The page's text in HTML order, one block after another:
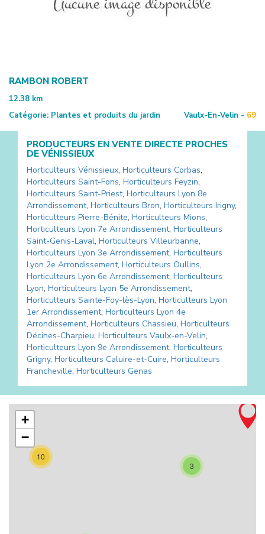
RAMBON ROBERT
12.38 km
Catégorie: Plantes et produits du jardin Vaulx-En-Velin - 69
PRODUCTEURS EN VENTE DIRECTE PROCHES
DE VÉNISSIEUX
Horticulteurs Vénissieux, Horticulteurs Corbas,
Horticulteurs Saint-Fons, Horticulteurs Feyzin,
Horticulteurs Saint-Priest, Horticulteurs Lyon 8e
Arrondissement, Horticulteurs Bron, Horticulteurs Irigny,
Horticulteurs Pierre-Bénite, Horticulteurs Mions,
Horticulteurs Lyon 7e Arrondissement, Horticulteurs
Saint-Genis-Laval, Horticulteurs Villeurbanne,
Horticulteurs Lyon 3e Arrondissement, Horticulteurs
Lyon 2e Arrondissement, Horticulteurs Oullins,
Horticulteurs Lyon 6e Arrondissement, Horticulteurs
Lyon, Horticulteurs Lyon 5e Arrondissement,
Horticulteurs Sainte-Foy-lès-Lyon, Horticulteurs Lyon
1er Arrondissement, Horticulteurs Lyon 4e
Arrondissement, Horticulteurs Chassieu, Horticulteurs
Décines-Charpieu, Horticulteurs Vaulx-en-Velin,
Horticulteurs Lyon 9e Arrondissement, Horticulteurs
Grigny, Horticulteurs Caluire-et-Cuire, Horticulteurs
Francheville, Horticulteurs Genas
3
10
+
−